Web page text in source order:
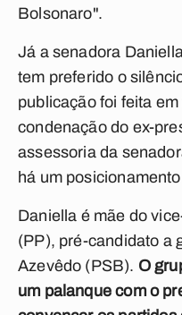
Bolsonaro".
Já a senadora
tem preferido o
publicação foi feita
condenação do ex-
assessoria da
há um
Daniella é mãe do
(PP), pré-candidato a
Azevêdo (PSB). O
um palanque com o